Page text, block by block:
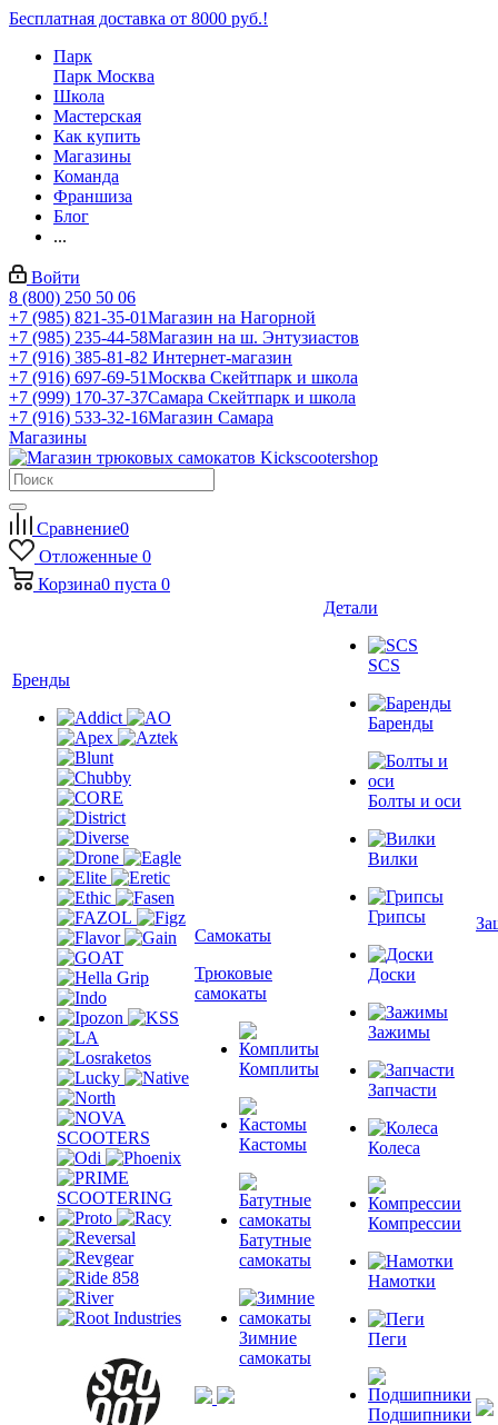
Бесплатная доставка от 8000 руб.!
Парк
Парк Москва
Школа
Мастерская
Как купить
Магазины
Команда
Франшиза
Блог
...
Войти
8 (800) 250 50 06
+7 (985) 821-35-01Магазин на Нагорной
+7 (985) 235-44-58Магазин на ш. Энтузиастов
+7 (916) 385-81-82 Интернет-магазин
+7 (916) 697-69-51Москва Скейтпарк и школа
+7 (999) 170-37-37Самара Скейтпарк и школа
+7 (916) 533-32-16Магазин Самара
Магазины
Сравнение0
Отложенные 0
Корзина0 пуста 0
Бренды
Самокаты
Трюковые
самокаты
Комплиты
Кастомы
Батутные
самокаты
Зимние
самокаты
Детали
SCS
Баренды
Болты и оси
Вилки
Грипсы
Доски
Зажимы
Запчасти
Колеса
Компрессии
Намотки
Пеги
Подшипники